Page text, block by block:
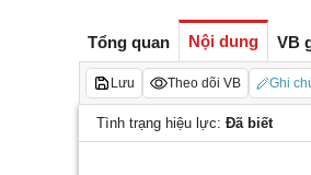
Tổng quan Nội dung VB
Lưu Theo dõi VB Ghi
Tình trạng hiệu lực: Đã biết